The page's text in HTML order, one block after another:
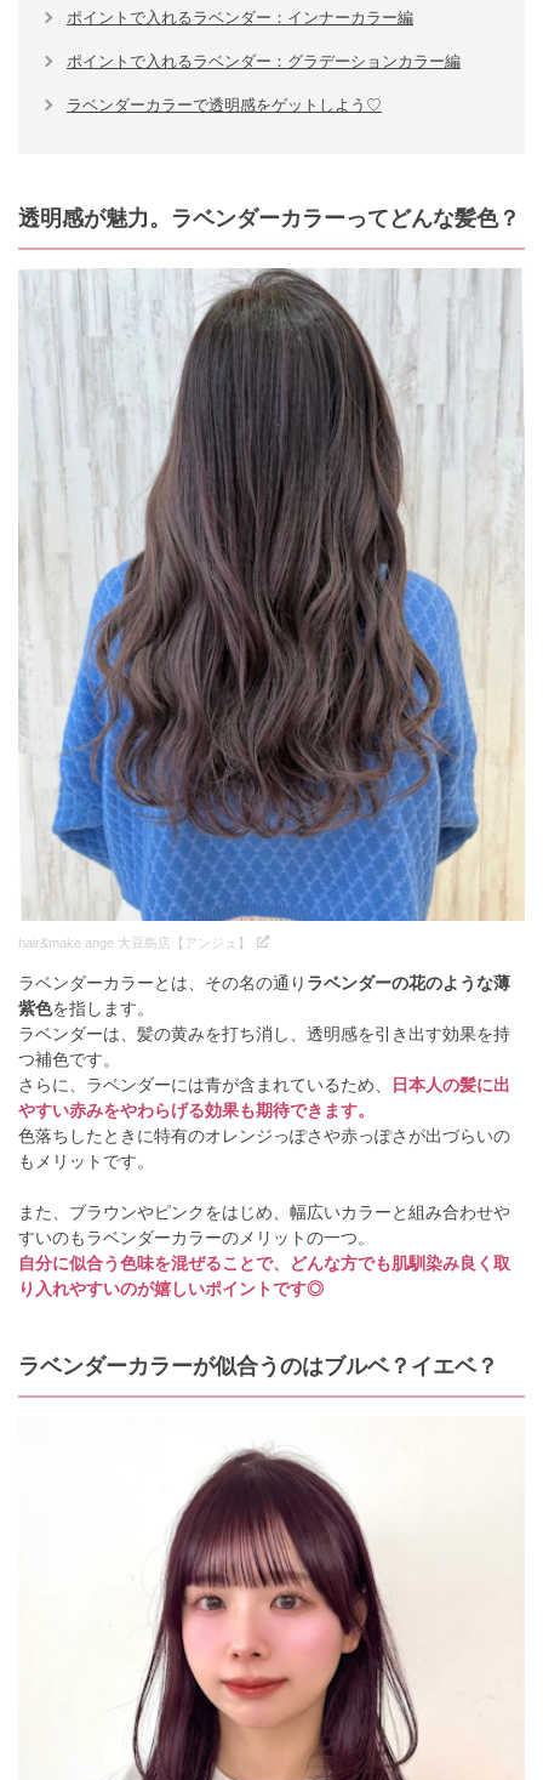
ポイントで入れるラベンダー：インナーカラー編
ポイントで入れるラベンダー：グラデーションカラー編
ラベンダーカラーで透明感をゲットしよう♡
透明感が魅力。ラベンダーカラーってどんな髪色？
hair&make ange 大豆島店【アンジュ】
ラベンダーカラーとは、その名の通り ラベンダーの花のような薄
紫色を指します。
ラベンダーは、髪の黄みを打ち消し、透明感を引き出す効果を持
つ補色です。
さらに、ラベンダーには青が含まれているため、
日本人の髪に出
やすい赤みをやわらげる効果も期待できます。
色落ちしたときに特有のオレンジっぽさや赤っぽさが出づらいの
もメリットです。
また、ブラウンやピンクをはじめ、幅広いカラーと組み合わせや
すいのもラベンダーカラーのメリットの一つ。
自分に似合う色味を混ぜることで、どんな方でも肌馴染み良く取
り入れやすいのが嬉しいポイントです◎
ラベンダーカラーが似合うのはブルベ？イエベ？